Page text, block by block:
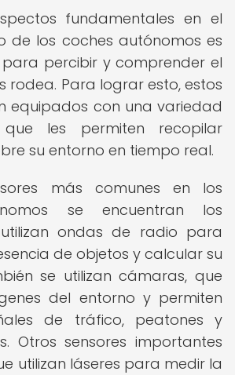
fundamentales en el
de los coches autónomos es
percibir y comprender el
rodea. Para lograr esto, estos
equipados con una variedad
les permiten recopilar
su entorno en tiempo real.
más comunes en los
se encuentran los
ondas de radio para
de objetos y calcular su
se utilizan cámaras, que
del entorno y permiten
de tráfico, peatones y
Otros sensores importantes
utilizan láseres para medir la